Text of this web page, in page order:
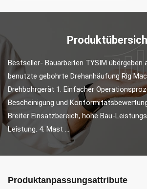
Bestseller- Bauarbeiten TYSIM übergeben
benutzte gebohrte Drehanhäufung Rig
Drehbohrgerät 1. Einfacher
Bescheinigung und Konformitätsbewertung
Breiter Einsatzbereich, hohe Bau-
Leistung. 4. Mast ...
Produktanpassungsattribute